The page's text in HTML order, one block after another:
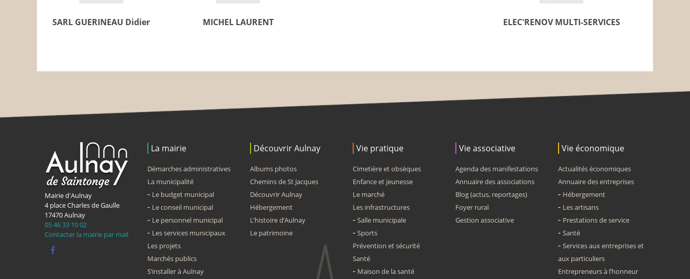
SARL GUERINEAU Didier MICHEL LAURENT ELEC'RENOV MULTI-SERVICES
Mairie d'Aulnay
4 place Charles de Gaulle
17470Aulnay
05 46 33 10 02
Contacter la mairie par mail
La mairie
Démarches administratives
La municipalité
Le budget municipal
Le conseil municipal
Le personnel municipal
Les services municipaux
Les projets
Marchés publics
S’installer à Aulnay
Découvrir Aulnay
Albums photos
Chemins de St Jacques
Découvrir Aulnay
Hébergement
L’histoire d’Aulnay
Le patrimoine
Vie pratique
Cimetière et obsèques
Enfance et jeunesse
Le marché
Les infrastructures
Salle municipale
Sports
Prévention et sécurité
Santé
Maison de la santé
Vie associative
Agenda des manifestations
Annuaire des associations
Blog (actus, reportages)
Foyer rural
Gestion associative
Vie économique
Actualités économiques
Annuaire des entreprises
Hébergement
Les artisans
Prestations de service
Santé
Services aux entreprises et
aux particuliers
Entrepreneurs à l’honneur